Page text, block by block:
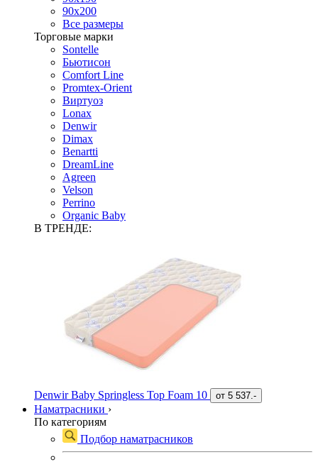
90х200
Все размеры
Торговые марки
Sontelle
Бьютисон
Comfort Line
Promtex-Orient
Виртуоз
Lonax
Denwir
Dimax
Benartti
DreamLine
Agreen
Velson
Perrino
Organic Baby
В ТРЕНДЕ:
Denwir Baby Springless Top Foam 10 от 5 537.-
Наматрасники ›
По категориям
Подбор наматрасников